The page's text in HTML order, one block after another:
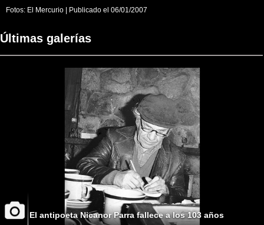
Fotos: El Mercurio | Publicado el 06/01/2007
Últimas galerías
El antipoeta Nicanor Parra fallece a los 103 años